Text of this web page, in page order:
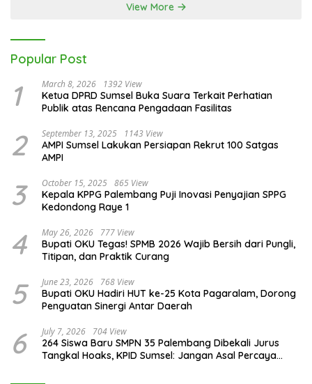
View More
Popular Post
1 March 8, 2026 1392 View
Ketua DPRD Sumsel Buka Suara Terkait Perhatian
Publik atas Rencana Pengadaan Fasilitas
2 September 13, 2025 1143 View
AMPI Sumsel Lakukan Persiapan Rekrut 100 Satgas
AMPI
3 October 15, 2025 865 View
Kepala KPPG Palembang Puji Inovasi Penyajian SPPG
Kedondong Raye 1
4 May 26, 2026 777 View
Bupati OKU Tegas! SPMB 2026 Wajib Bersih dari Pungli,
Titipan, dan Praktik Curang
5 June 23, 2026 768 View
Bupati OKU Hadiri HUT ke-25 Kota Pagaralam, Dorong
Penguatan Sinergi Antar Daerah
6 July 7, 2026 704 View
264 Siswa Baru SMPN 35 Palembang Dibekali Jurus
Tangkal Hoaks, KPID Sumsel: Jangan Asal Percaya